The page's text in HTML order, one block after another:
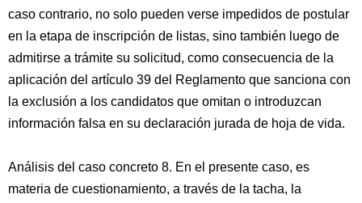
caso contrario, no solo pueden verse impedidos de postular
en la etapa de inscripción de listas, sino también luego de
admitirse a trámite su solicitud, como consecuencia de la
aplicación del artículo 39 del Reglamento que sanciona con
la exclusión a los candidatos que omitan o introduzcan
información falsa en su declaración jurada de hoja de vida.
Análisis del caso concreto 8. En el presente caso, es
materia de cuestionamiento, a través de la tacha, la